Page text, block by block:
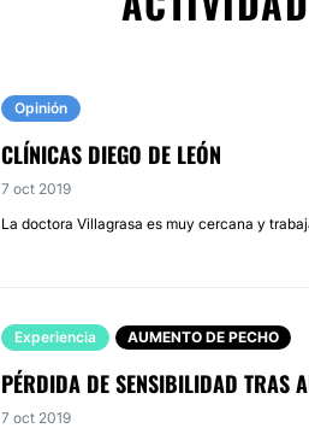
Opinión
CLÍNICAS DIEGO DE LEÓN
7 oct 2019
La doctora Villagrasa es muy cercana y
Experiencia AUMENTO DE PECHO
PÉRDIDA DE SENSIBILIDAD TRAS
7 oct 2019